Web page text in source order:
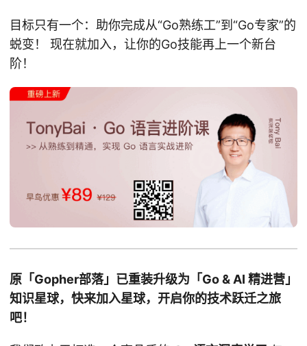
目标只有一个：助你完成从“Go熟练工”到“Go专家”的
蜕变！ 现在就加入，让你的Go技能再上一个新台
阶！
原「Gopher部落」已重装升级为「Go & AI 精进营」
知识星球，快来加入星球，开启你的技术跃迁之旅
吧！